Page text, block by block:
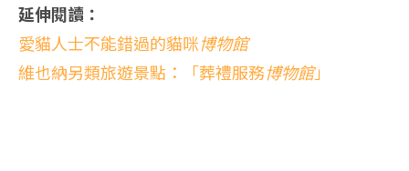
延伸閱讀：
愛貓人士不能錯過的貓咪博物館
維也納另類旅遊景點：「葬禮服務博物館」